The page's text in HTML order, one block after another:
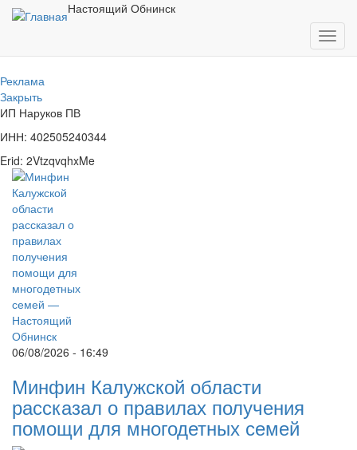
Перейти
содержанию
Настоящий Обнинск
Реклама
Закрыть
ИП Наруков ПВ
ИНН: 402505240344
Erid: 2VtzqvqhxMe
06/08/2026 - 16:49
Минфин Калужской области
рассказал о правилах получения
помощи для многодетных семей